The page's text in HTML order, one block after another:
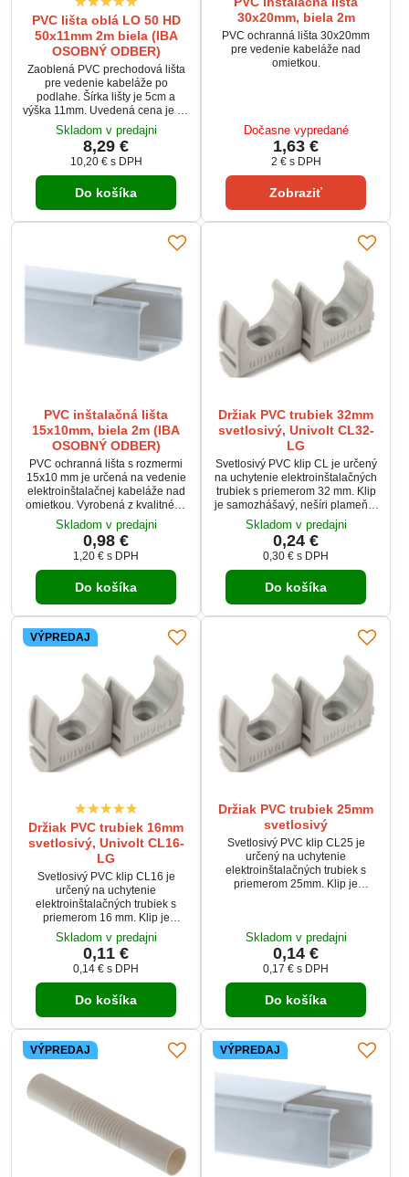
PVC lišta oblá LO 50 HD
50x11mm 2m biela (IBA
OSOBNÝ ODBER)
Zaoblená PVC prechodová lišta
pre vedenie kabeláže po
podlahe. Šírka lišty je 5cm a
výška 11mm. Uvedená cena je za
Skladom v predajni
8,29 €
10,20 € s DPH
Do košíka
30x20mm, biela 2m
PVC ochranná lišta 30x20mm
pre vedenie kabeláže nad
omietkou.
Dočasne vypredané
1,63 €
2 € s DPH
Zobraziť
PVC inštalačná lišta
15x10mm, biela 2m (IBA
OSOBNÝ ODBER)
PVC ochranná lišta s rozmermi
15x10 mm je určená na vedenie
elektroinštalačnej kabeláže nad
omietkou. Vyrobená z kvalitného
samozhášavého PVC, poskytuje
bezpečné a estetické riešenie
pre organizáciu káblov. Vďaka
jednoduchej montáži a svetlej
farbe RAL9003 je ideálna pre
použitie v interiéroch. Produkt je
odberom na prevádzke.
Skladom v predajni
0,98 €
1,20 € s DPH
Do košíka
Držiak PVC trubiek 32mm
svetlosivý, Univolt CL32-
LG
Svetlosivý PVC klip CL je určený
na uchytenie elektroinštalačných
trubiek s priemerom 32 mm. Klip
je samozhášavý, nešíri plameň a
umožňuje bočné spájanie
viacerých klipov. Je vhodný na
montáž pomocou hmoždiniek
DSD alebo skrutiek s priemerom
4 mm. Vďaka svetlosivej farbe a
odolnosti voči teplotám je ideálny
pre vnútorné elektroinštalácie.
Skladom v predajni
0,24 €
0,30 € s DPH
Do košíka
VÝPREDAJ
Držiak PVC trubiek 16mm
svetlosivý, Univolt CL16-
LG
Svetlosivý PVC klip CL16 je
určený na uchytenie
elektroinštalačných trubiek s
priemerom 16 mm. Klip je
samozhášavý, nešíri plameň a
umožňuje bočné spájanie
viacerých klipov. Je vhodný na
montáž pomocou hmoždiniek
DSD alebo skrutiek s priemerom
4 mm. Vďaka svetlosivej farbe a
odolnosti voči teplotám je ideálny
pre vnútorné elektroinštalácie.
Skladom v predajni
0,11 €
0,14 € s DPH
Do košíka
Držiak PVC trubiek 25mm
svetlosivý
Svetlosivý PVC klip CL25 je
určený na uchytenie
elektroinštalačných trubiek s
priemerom 25mm. Klip je
montáž pomocou hmoždiniek
DSD alebo skrutiek s priemerom
4 mm. Vďaka svetlosivej farbe a
pre vnútorné elektroinštalácie.
Skladom v predajni
0,14 €
0,17 € s DPH
Do košíka
VÝPREDAJ VÝPREDAJ